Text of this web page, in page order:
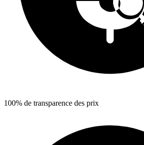
100% de transparence des prix